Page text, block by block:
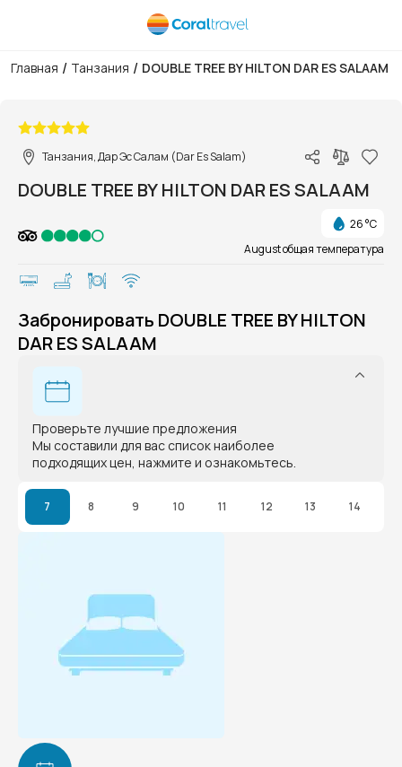
Главная / Танзания / DOUBLE TREE BY HILTON DAR ES SALAAM
Танзания, Дар Эс Салам (Dar Es Salam)
DOUBLE TREE BY HILTON DAR ES SALAAM
26 °C
August общая температура
Забронировать DOUBLE TREE BY HILTON
DAR ES SALAAM
Проверьте лучшие предложения
Мы составили для вас список наиболее
подходящих цен, нажмите и ознакомьтесь.
7 8 9 10 11 12 13 14